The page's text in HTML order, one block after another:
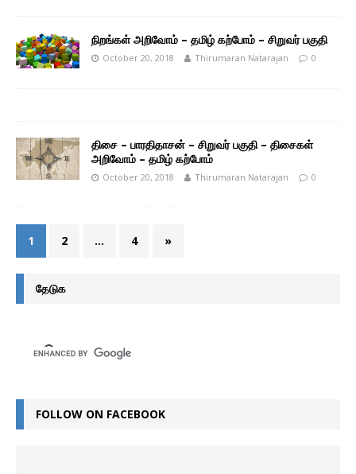
நிறங்கள் அறிவோம் – தமிழ் கற்போம் – சிறுவர் பகுதி
October 20, 2018 Thirumaran Natarajan 0
திசை – பாரதிதாசன் – சிறுவர் பகுதி – திசைகள்
அறிவோம் – தமிழ் கற்போம்
October 20, 2018 Thirumaran Natarajan 0
1 2 … 4 »
தேடுக
FOLLOW ON FACEBOOK